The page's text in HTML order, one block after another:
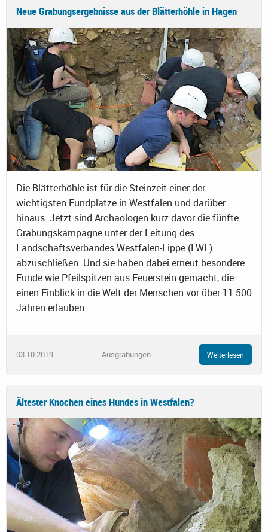
Neue Grabungsergebnisse aus der Blätterhöhle in Hagen
Die Blätterhöhle ist für die Steinzeit einer der
wichtigsten Fundplätze in Westfalen und darüber
hinaus. Jetzt sind Archäologen kurz davor die fünfte
Grabungskampagne unter der Leitung des
Landschaftsverbandes Westfalen-Lippe (LWL)
abzuschließen. Und sie haben dabei erneut besondere
Funde wie Pfeilspitzen aus Feuerstein gemacht, die
einen Einblick in die Welt der Menschen vor über 11.500
Jahren erlauben.
03.10.2019 Ausgrabungen Weiterlesen
Ältester Knochen eines Hundes in Westfalen?